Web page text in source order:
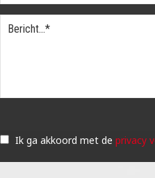
dit
veld
Ik ga akkoord met de privacy